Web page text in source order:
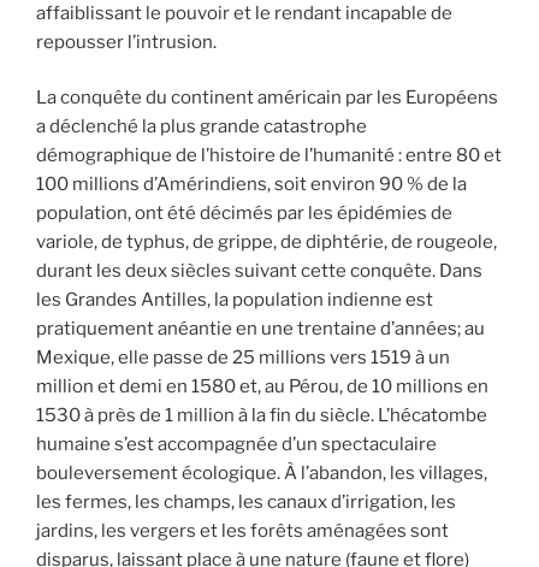
affaiblissant le pouvoir et le rendant incapable de
repousser l’intrusion.
La conquête du continent américain par les Européens
a déclenché la plus grande catastrophe
démographique de l’histoire de l’humanité : entre 80 et
100 millions d’Amérindiens, soit environ 90 % de la
population, ont été décimés par les épidémies de
variole, de typhus, de grippe, de diphtérie, de rougeole,
durant les deux siècles suivant cette conquête. Dans
les Grandes Antilles, la population indienne est
pratiquement anéantie en une trentaine d’années; au
Mexique, elle passe de 25 millions vers 1519 à un
million et demi en 1580 et, au Pérou, de 10 millions en
1530 à près de 1 million à la fin du siècle. L’hécatombe
humaine s’est accompagnée d’un spectaculaire
bouleversement écologique. À l’abandon, les villages,
les fermes, les champs, les canaux d’irrigation, les
jardins, les vergers et les forêts aménagées sont
disparus, laissant place à une nature (faune et flore)